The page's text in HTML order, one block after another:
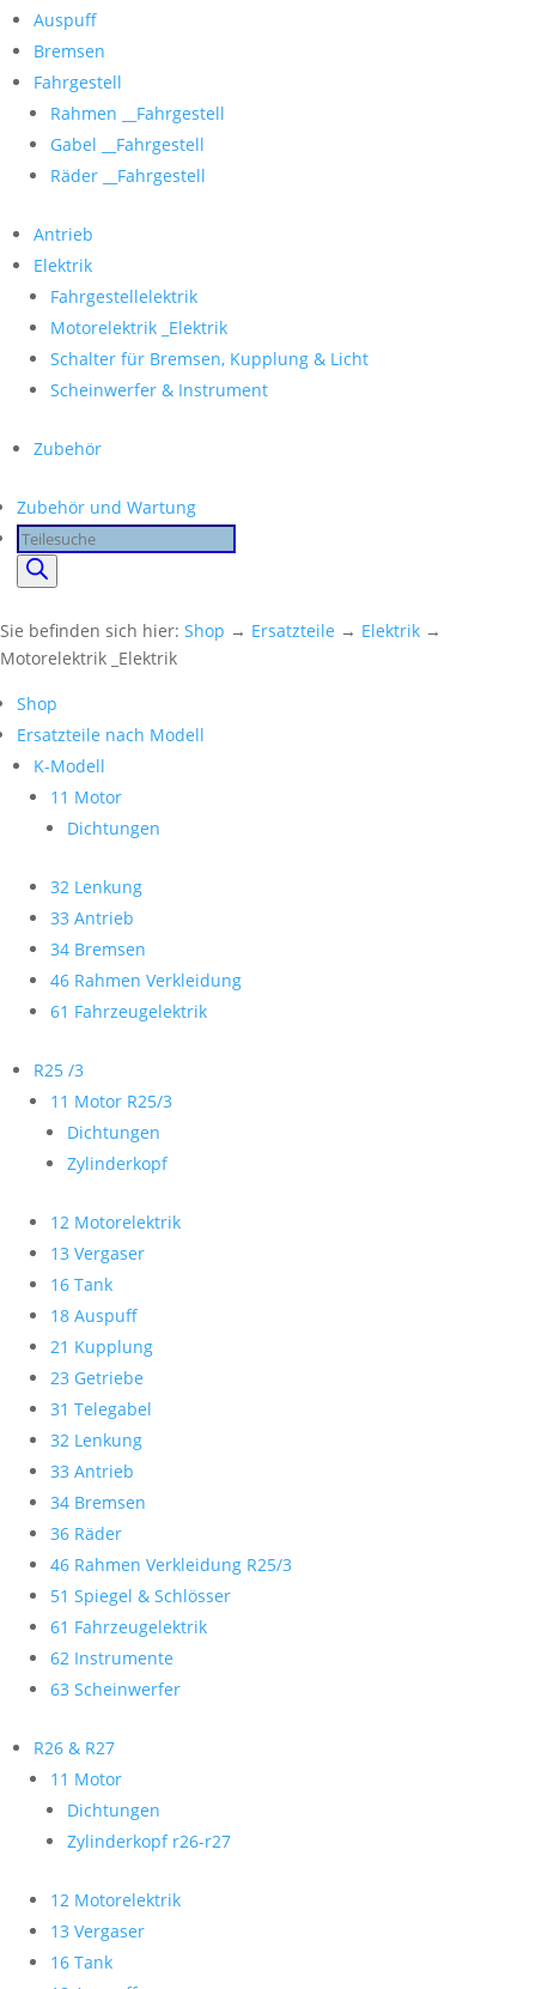
Auspuff
Bremsen
Fahrgestell
Rahmen __Fahrgestell
Gabel __Fahrgestell
Räder __Fahrgestell
Antrieb
Elektrik
Fahrgestellelektrik
Motorelektrik _Elektrik
Schalter für Bremsen, Kupplung & Licht
Scheinwerfer & Instrument
Zubehör
Zubehör und Wartung
Products
search
Sie befinden sich hier: Shop → Ersatzteile → Elektrik →
Motorelektrik _Elektrik
Shop
Ersatzteile nach Modell
K-Modell
11 Motor
Dichtungen
32 Lenkung
33 Antrieb
34 Bremsen
46 Rahmen Verkleidung
61 Fahrzeugelektrik
R25 /3
11 Motor R25/3
Dichtungen
Zylinderkopf
12 Motorelektrik
13 Vergaser
16 Tank
18 Auspuff
21 Kupplung
23 Getriebe
31 Telegabel
32 Lenkung
33 Antrieb
34 Bremsen
36 Räder
46 Rahmen Verkleidung R25/3
51 Spiegel & Schlösser
61 Fahrzeugelektrik
62 Instrumente
63 Scheinwerfer
R26 & R27
11 Motor
Dichtungen
Zylinderkopf r26-r27
12 Motorelektrik
13 Vergaser
16 Tank